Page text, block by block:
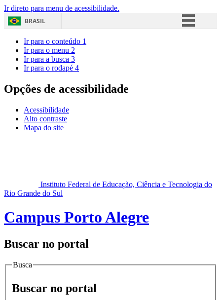
Ir direto para menu de acessibilidade.
BRASIL
Acesso à informação
Ir para o conteúdo 1
Ir para o menu 2
Ir para a busca 3
Ir para o rodapé 4
Opções de acessibilidade
Acessibilidade
Alto contraste
Mapa do site
Instituto Federal de Educação, Ciência e Tecnologia do
Rio Grande do Sul
Campus Porto Alegre
Buscar no portal
Busca
Buscar no portal